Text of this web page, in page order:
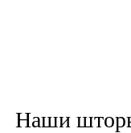
Наши